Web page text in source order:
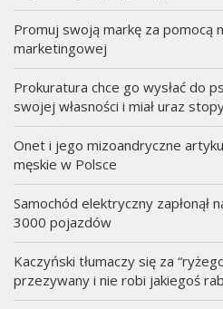
Promuj swoją markę za pomocą
marketingowej
Prokuratura chce go wysłać do
swojej własności i miał uraz
Onet i jego mizoandryczne
męskie w Polsce
Samochód elektryczny zapłonął
3000 pojazdów
Kaczyński tłumaczy się za
przezywany i nie robi jakiegoś